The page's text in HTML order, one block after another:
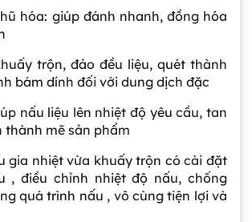
hóa: giúp đánh nhanh, đồng hóa
trộn, đảo đều liệu, quét thành
bám dính đối với dung dịch đặc
nấu liệu lên nhiệt độ yêu cầu, tan
thành mẽ sản phẩm
gia nhiệt vừa khuấy trộn có cài đặt
, điều chỉnh nhiệt độ nấu, chống
quá trình nấu , vô cùng tiện lợi và